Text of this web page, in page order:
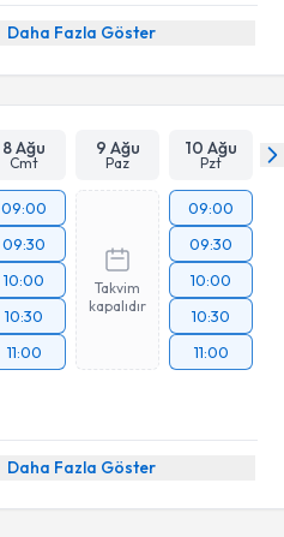
Daha Fazla Göster
8 Ağu
Cmt
9 Ağu
Paz
10 Ağu
Pzt
09:00
09:30
10:00
10:30
11:00
Takvim
kapalıdır
09:00
09:30
10:00
10:30
11:00
Daha Fazla Göster